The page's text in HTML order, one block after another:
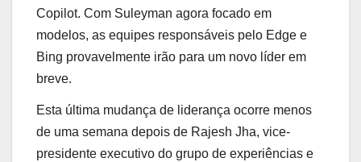
Copilot. Com Suleyman agora focado em
modelos, as equipes responsáveis ​​pelo Edge e
Bing provavelmente irão para um novo líder em
breve.
Esta última mudança de liderança ocorre menos
de uma semana depois de Rajesh Jha, vice-
presidente executivo do grupo de experiências e